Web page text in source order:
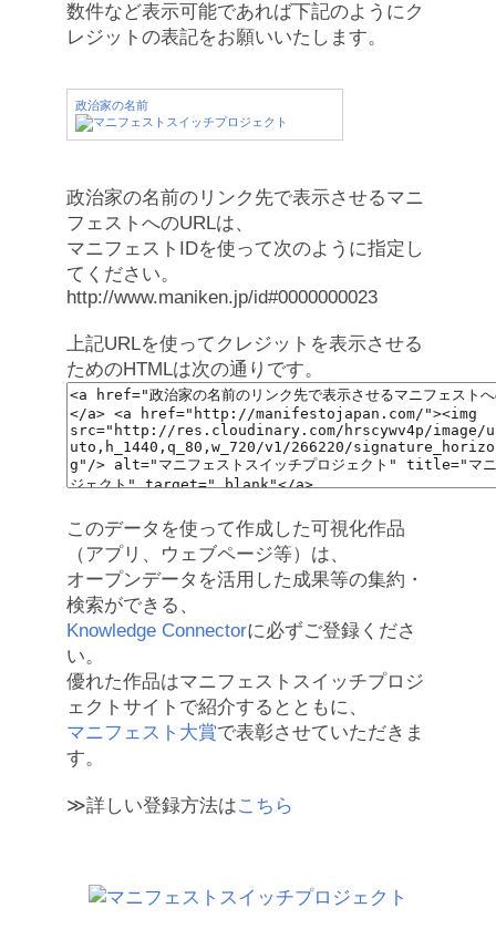
数件など表示可能であれば下記のようにク
レジットの表記をお願いいたします。
政治家の名前
政治家の名前のリンク先で表示させるマニ
フェストへのURLは、
マニフェストIDを使って次のように指定し
てください。
http://www.maniken.jp/id#0000000023
上記URLを使ってクレジットを表示させる
ためのHTMLは次の通りです。
このデータを使って作成した可視化作品
（アプリ、ウェブページ等）は、
オープンデータを活用した成果等の集約・
検索ができる、
Knowledge Connectorに必ずご登録くださ
い。
優れた作品はマニフェストスイッチプロジ
ェクトサイトで紹介するとともに、
マニフェスト大賞で表彰させていただきま
す。
≫詳しい登録方法はこちら